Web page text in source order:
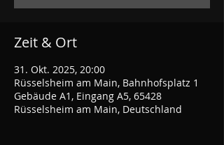
Zeit & Ort
31. Okt. 2025, 20:00
Rüsselsheim am Main, Bahnhofsplatz 1
Gebäude A1, Eingang A5, 65428
Rüsselsheim am Main, Deutschland